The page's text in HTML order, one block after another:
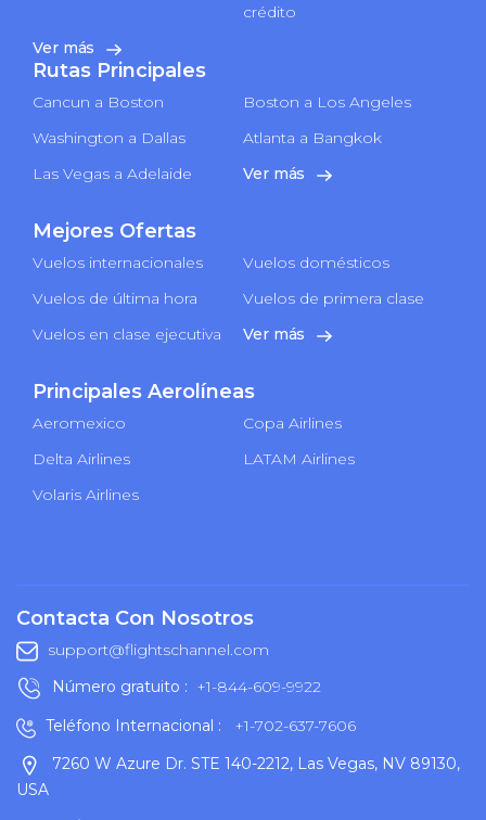
crédito
Ver más
Rutas Principales
Cancun a Boston
Boston a Los Angeles
Washington a Dallas
Atlanta a Bangkok
Las Vegas a Adelaide
Ver más
Mejores Ofertas
Vuelos internacionales
Vuelos domésticos
Vuelos de última hora
Vuelos de primera clase
Vuelos en clase ejecutiva
Ver más
Principales Aerolíneas
Aeromexico
Copa Airlines
Delta Airlines
LATAM Airlines
Volaris Airlines
Contacta Con Nosotros
support@flightschannel.com
Número gratuito : +1-844-609-9922
Teléfono Internacional :
+1-702-637-7606
7260 W Azure Dr. STE 140-2212, Las Vegas, NV 89130,
USA